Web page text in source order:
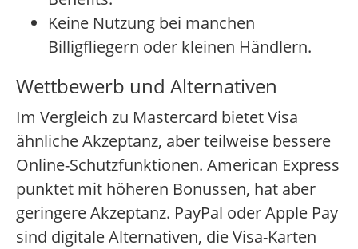
Keine Nutzung bei manchen
Billigfliegern oder kleinen Händlern.
Wettbewerb und Alternativen
Im Vergleich zu Mastercard bietet Visa
ähnliche Akzeptanz, aber teilweise bessere
Online-Schutzfunktionen. American Express
punktet mit höheren Bonussen, hat aber
geringere Akzeptanz. PayPal oder Apple Pay
sind digitale Alternativen, die Visa-Karten